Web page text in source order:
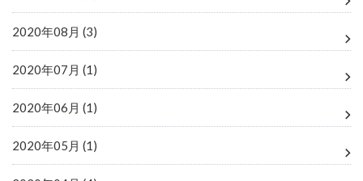
2020年08月 (3)
2020年07月 (1)
2020年06月 (1)
2020年05月 (1)